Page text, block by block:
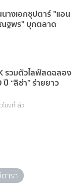
างเอกซุปตาร์ "แอน
ฐพร" บุกตลาด
รวมตัวไลฟ์สดฉลอง
“ลิซ่า” ร่ายยาว
โมงที่แล้ว
ดารา